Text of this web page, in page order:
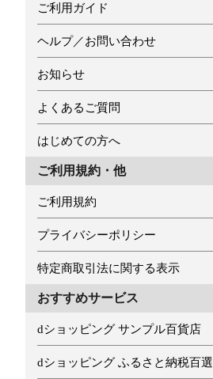
ご利用ガイド
ヘルプ／お問い合わせ
お知らせ
よくあるご質問
はじめての方へ
ご利用規約・他
ご利用規約
プライバシーポリシー
特定商取引法に関する表示
おすすめサービス
dショッピング サンプル百貨店
dショッピング ふるさと納税百選